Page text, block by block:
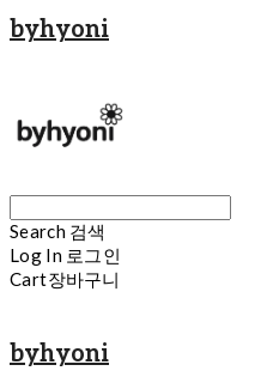
byhyoni
Search 검색
Log In 로그인
Cart장바구니
byhyoni